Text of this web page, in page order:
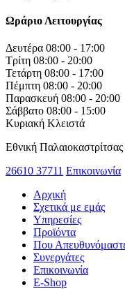
Ωράριο Λειτουργίας
Δευτέρα 08:00 - 17:00
Τρίτη 08:00 - 20:00
Τετάρτη 08:00 - 17:00
Πέμπτη 08:00 - 20:00
Παρασκευή 08:00 - 20:00
Σάββατο 08:00 - 15:00
Κυριακή Κλειστά
Εθνική
26610 37711 Επικοινωνία
Αρχική
Σχετικά με εμάς
Υπηρεσίες
Προϊόντα
Που
Συνεργάτες
Επικοινωνία
E-Shop